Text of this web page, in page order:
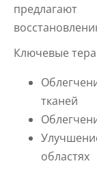
Ключевые
тканей
областях